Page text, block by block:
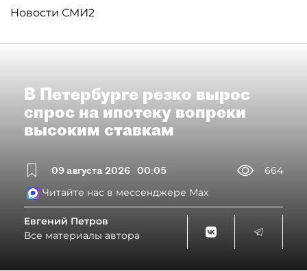
Новости СМИ2
В Петербурге резко вырос
спрос на ипотеку вопреки
высоким ставкам
09 августа 2026 00:05
664
Читайте нас в мессенджере Max
Евгений Петров
Все материалы автора